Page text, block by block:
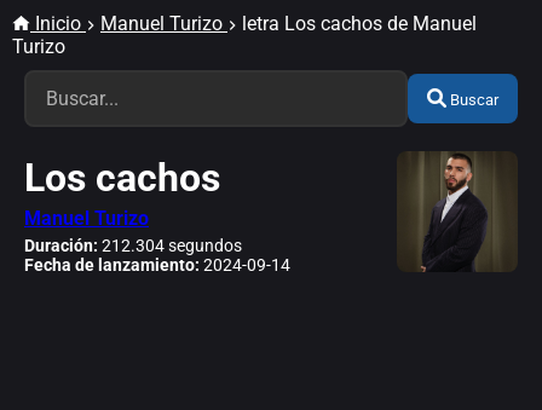
Inicio Manuel Turizo
letra Los cachos de Manuel
Turizo
Buscar
Los cachos
Manuel Turizo
Duración: 212.304 segundos
Fecha de lanzamiento: 2024-09-14